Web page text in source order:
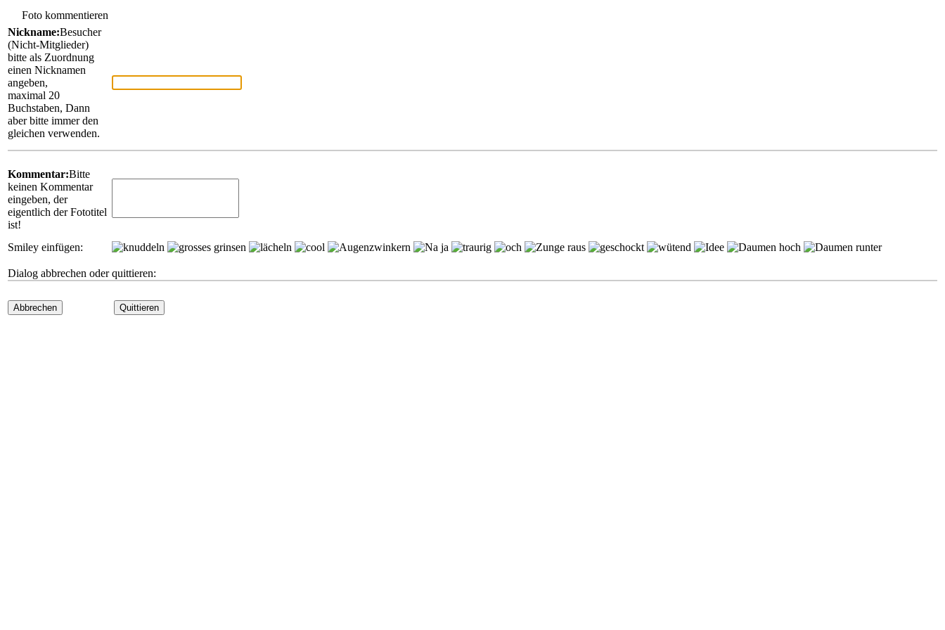
Foto kommentieren
Nickname:Besucher
(Nicht-Mitglieder)
bitte als Zuordnung
einen Nicknamen
angeben,
maximal 20
Buchstaben, Dann
aber bitte immer den
gleichen verwenden.
Kommentar:Bitte
keinen Kommentar
eingeben, der
eigentlich der Fototitel
ist!
Smiley einfügen:
Dialog abbrechen oder quittieren:
Abbrechen Quittieren